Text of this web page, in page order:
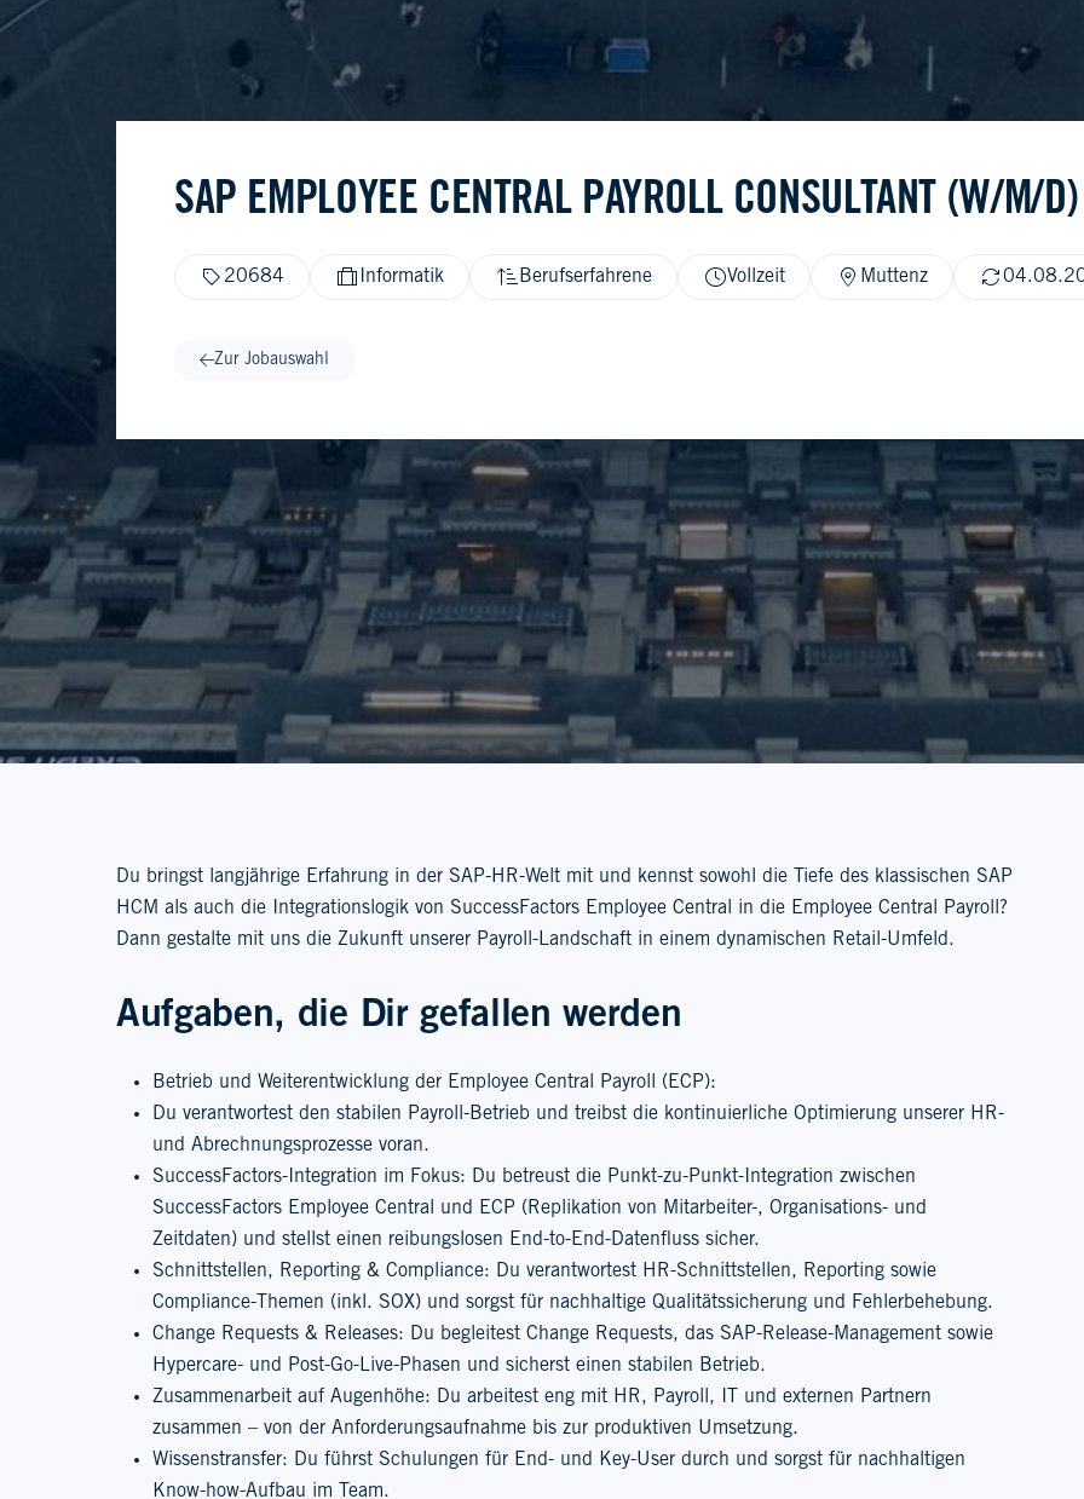
SAP EMPLOYEE CENTRAL PAYROLL CONSULTANT (W/M/D)
20684 Informatik Berufserfahrene Vollzeit Muttenz
Zur Jobauswahl
Du bringst langjährige Erfahrung in der SAP-HR-Welt mit und kennst sowohl die Tiefe des klassischen SAP
HCM als auch die Integrationslogik von SuccessFactors Employee Central in die Employee Central Payroll?
Dann gestalte mit uns die Zukunft unserer Payroll-Landschaft in einem dynamischen Retail-Umfeld.
Aufgaben, die Dir gefallen werden
Betrieb und Weiterentwicklung der Employee Central Payroll (ECP):
Du verantwortest den stabilen Payroll-Betrieb und treibst die kontinuierliche Optimierung unserer HR-
und Abrechnungsprozesse voran.
SuccessFactors-Integration im Fokus: Du betreust die Punkt-zu-Punkt-Integration zwischen
SuccessFactors Employee Central und ECP (Replikation von Mitarbeiter-, Organisations- und
Zeitdaten) und stellst einen reibungslosen End-to-End-Datenfluss sicher.
Schnittstellen, Reporting & Compliance: Du verantwortest HR-Schnittstellen, Reporting sowie
Compliance-Themen (inkl. SOX) und sorgst für nachhaltige Qualitätssicherung und Fehlerbehebung.
Change Requests & Releases: Du begleitest Change Requests, das SAP-Release-Management sowie
Hypercare- und Post-Go-Live-Phasen und sicherst einen stabilen Betrieb.
Zusammenarbeit auf Augenhöhe: Du arbeitest eng mit HR, Payroll, IT und externen Partnern
zusammen – von der Anforderungsaufnahme bis zur produktiven Umsetzung.
Wissenstransfer: Du führst Schulungen für End- und Key-User durch und sorgst für nachhaltigen
Know-how-Aufbau im Team.